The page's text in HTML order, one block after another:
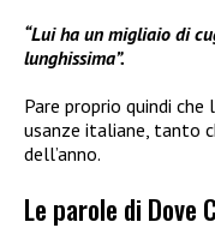
“Lui ha un migliaio di
lunghissima”.
Pare proprio quindi
usanze italiane, tanto
dell’anno.
Le parole di Dove